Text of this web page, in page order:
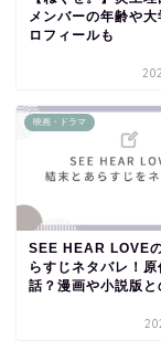
メンバーの年齢や
ロフィールも
映画・ドラマ
SEE HEAR LOVE
らすじネタバレ！原
話？漫画や小説版と